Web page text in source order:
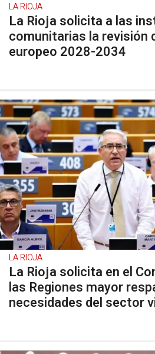
LA RIOJA
La Rioja solicita a las
comunitarias la revisión
europeo 2028-2034
LA RIOJA
La Rioja solicita en el
las Regiones mayor
necesidades del sector